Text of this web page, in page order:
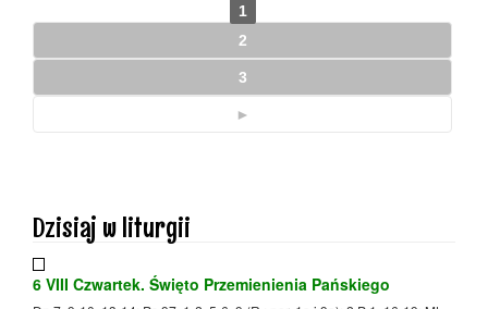
1
2
3
►
Dzisiaj w liturgii
6 VIII Czwartek. Święto Przemienienia Pańskiego